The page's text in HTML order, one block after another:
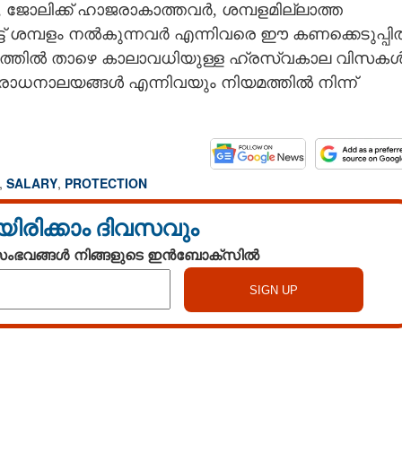
ജോലിക്ക് ഹാജരാകാത്തവർ, ശമ്പളമില്ലാത്ത
ശമ്പളം നൽകുന്നവർ എന്നിവരെ ഈ
താഴെ കാലാവധിയുള്ള ഹ്രസ്വകാല
എന്നിവയും നിയമത്തിൽ നിന്ന്
SALARY, PROTECTION
ദിവസവും
നിങ്ങളുടെ ഇൻബോക്സിൽ